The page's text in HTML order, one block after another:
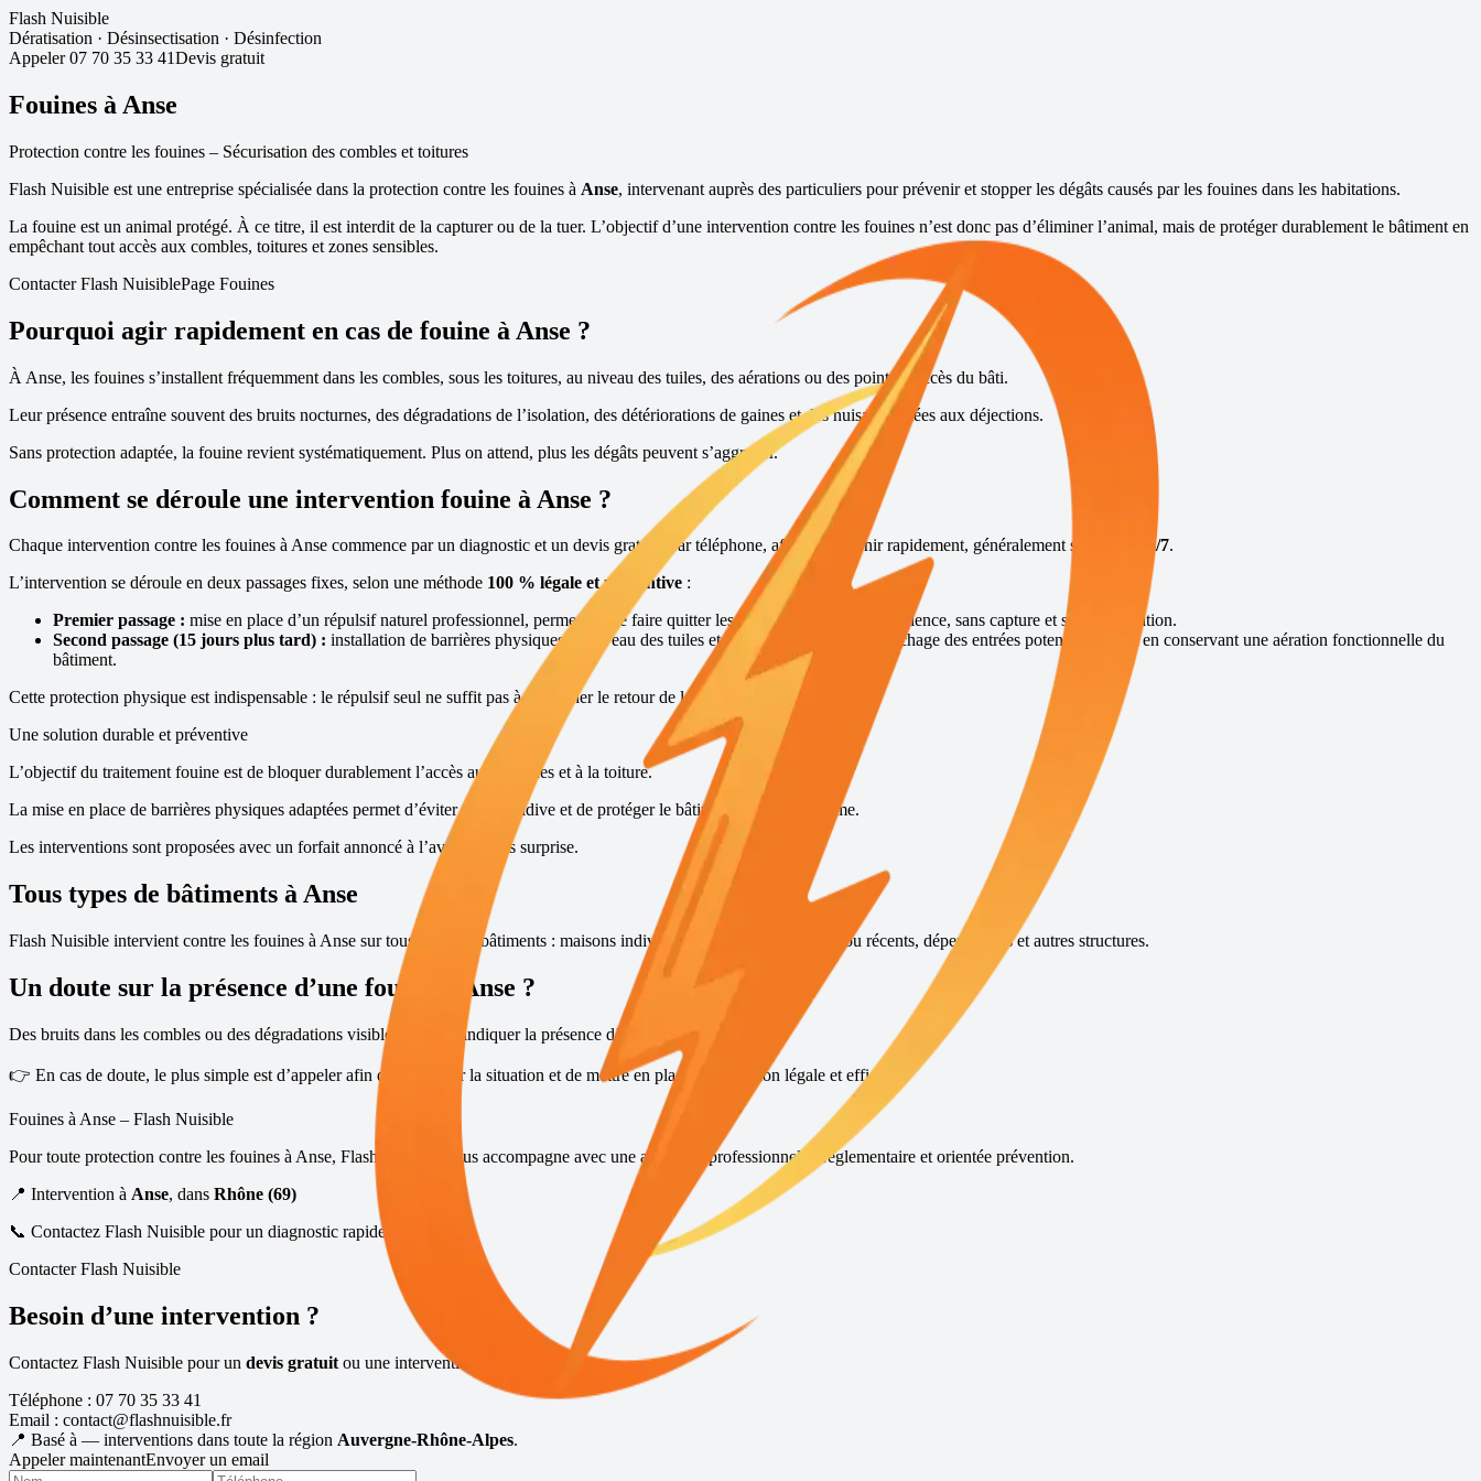
Flash Nuisible
Dératisation · Désinsectisation · Désinfection
Appeler 07 70 35 33 41Devis gratuit
Fouines à Anse
Protection contre les fouines – Sécurisation des combles et toitures
Flash Nuisible est une entreprise spécialisée dans la protection contre les fouines à Anse, intervenant auprès des particuliers pour prévenir et stopper les dégâts causés par les fouines dans les habitations.
La fouine est un animal protégé. À ce titre, il est interdit de la capturer ou de la tuer. L’objectif d’une intervention contre les fouines n’est donc pas d’éliminer l’animal, mais de protéger durablement le bâtiment en
empêchant tout accès aux combles, toitures et zones sensibles.
Contacter Flash NuisiblePage Fouines
Pourquoi agir rapidement en cas de fouine à Anse ?
À Anse, les fouines s’installent fréquemment dans les combles, sous les toitures, au niveau des tuiles, des aérations ou des points d’accès du bâti.
Leur présence entraîne souvent des bruits nocturnes, des dégradations de l’isolation, des détériorations de gaines et des nuisances liées aux déjections.
Sans protection adaptée, la fouine revient systématiquement. Plus on attend, plus les dégâts peuvent s’aggraver.
Comment se déroule une intervention fouine à Anse ?
Chaque intervention contre les fouines àAnse commence par un diagnostic et un devis gratuits par téléphone, afin d’intervenir rapidement, généralement sous 7j/7.
L’intervention se déroule en deux passages fixes, selon une méthode 100 % légale et préventive :
Premier passage : mise en place d’un répulsif naturel professionnel, permettant de faire quitter les lieux à la fouine sans violence, sans capture et sans élimination.
Second passage (15 jours plus tard) : installation de barrières physiques au niveau des tuiles et des points d’accès, rebouchage des entrées potentielles, tout en conservant une aération fonctionnelle du
bâtiment.
Cette protection physique est indispensable : le répulsif seul ne suffit pas à empêcher le retour de la fouine.
Une solution durable et préventive
L’objectif du traitement fouine est de bloquer durablement l’accès aux combles et à la toiture.
La mise en place de barrières physiques adaptées permet d’éviter toute récidive et de protéger le bâtiment sur le long terme.
Les interventions sont proposées avec un forfait annoncé à l’avance, sans surprise.
Tous types de bâtiments àAnse
Flash Nuisible intervient contre les fouines à Anse sur tous types de bâtiments : maisons individuelles, bâtiments anciens ou récents, dépendances et autres structures.
Un doute sur la présence d’une fouine à Anse ?
Des bruits dans les combles ou des dégradations visibles peuvent indiquer la présence d’une fouine.
👉 En cas de doute, le plus simple est d’appeler afin de confirmer la situation et de mettre en place une solution légale et efficace.
Fouines à Anse – Flash Nuisible
Pour toute protection contre les fouines à Anse, Flash Nuisible vous accompagne avec une approche professionnelle, réglementaire et orientée prévention.
📍 Intervention à Anse, dans Rhône (69)
📞 Contactez Flash Nuisible pour un diagnostic rapide fouines
Contacter Flash Nuisible
Besoin d’une intervention ?
Contactez Flash Nuisible pour un devis gratuit ou une intervention rapide.
Téléphone : 07 70 35 33 41
Email : contact@flashnuisible.fr
📍 Basé à — interventions dans toute la région Auvergne-Rhône-Alpes.
Appeler maintenantEnvoyer un email